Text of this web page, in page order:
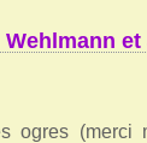
(merci